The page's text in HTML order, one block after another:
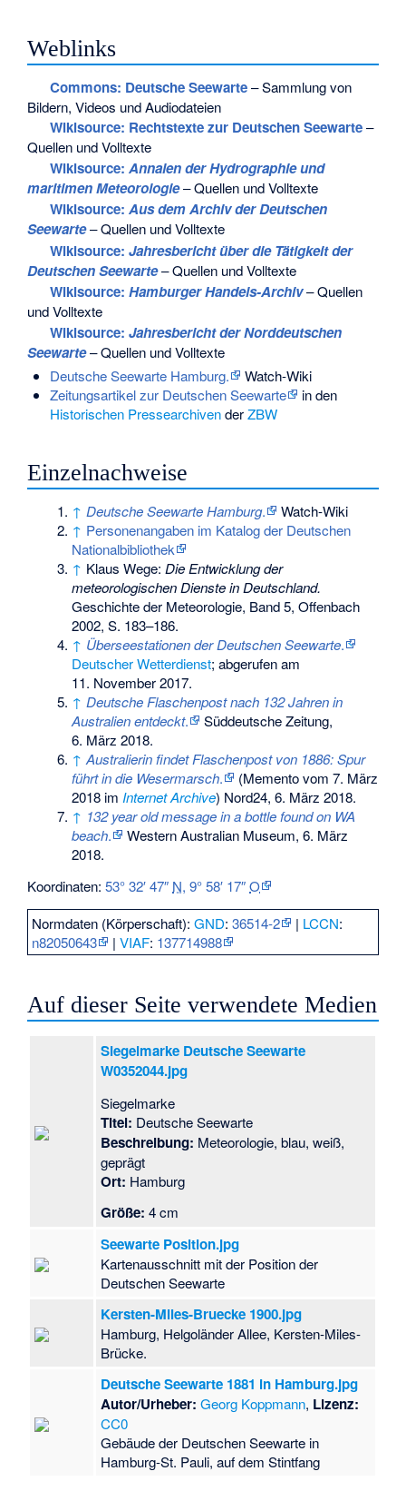
Weblinks
Commons: Deutsche Seewarte– Sammlung von
Bildern, Videos und Audiodateien
Wikisource: Rechtstexte zur Deutschen Seewarte–
Quellen und Volltexte
Wikisource: Annalen der Hydrographie und
maritimen Meteorologie– Quellen und Volltexte
Wikisource: Aus dem Archiv der Deutschen
Seewarte– Quellen und Volltexte
Wikisource: Jahresbericht über die Tätigkeit der
Deutschen Seewarte– Quellen und Volltexte
Wikisource: Hamburger Handels-Archiv– Quellen
und Volltexte
Wikisource: Jahresbericht der Norddeutschen
Seewarte– Quellen und Volltexte
Deutsche Seewarte Hamburg.
Watch-Wiki
Zeitungsartikel zur Deutschen Seewarte
in den
Historischen PressearchivenderZBW
Einzelnachweise
↑ Deutsche Seewarte Hamburg.
Watch-Wiki
↑ Personenangaben im Katalog der Deutschen
Nationalbibliothek
↑ Klaus Wege:Die Entwicklung der
meteorologischen Dienste in Deutschland.
Geschichte der Meteorologie, Band 5, Offenbach
2002, S. 183–186.
↑ Überseestationen der Deutschen Seewarte.
Deutscher Wetterdienst; abgerufen am
11. November 2017.
↑ Deutsche Flaschenpost nach 132 Jahren in
Australien entdeckt.
Süddeutsche Zeitung,
6. März 2018.
↑ Australierin findet Flaschenpost von 1886: Spur
führt in die Wesermarsch. (Mementovom 7. März
2018 im Internet Archive) Nord24, 6. März 2018.
↑ 132 year old message in a bottle found on WA
beach.
Western Australian Museum, 6. März
2018.
Koordinaten:53° 32′ 47″ N,9° 58′ 17″O
Normdaten (Körperschaft):GND:36514-2 | LCCN:
n82050643
|VIAF: 137714988
Auf dieser Seite verwendete Medien
Siegelmarke Deutsche Seewarte
W0352044.jpg
Siegelmarke
Titel: Deutsche Seewarte
Beschreibung: Meteorologie, blau, weiß,
geprägt
Ort: Hamburg
Größe: 4 cm
Seewarte Position.jpg
Kartenausschnitt mit der Position der
Deutschen Seewarte
Kersten-Miles-Bruecke 1900.jpg
Hamburg, Helgoländer Allee, Kersten-Miles-
Brücke.
Deutsche Seewarte 1881 in Hamburg.jpg
Autor/Urheber: Georg Koppmann, Lizenz:
CC0
Gebäude der Deutschen Seewarte in
Hamburg-St. Pauli, auf dem Stintfang